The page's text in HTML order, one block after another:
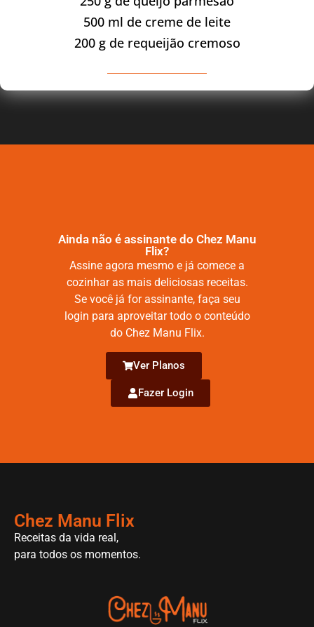
500 ml de creme de leite
200 g de requeijão cremoso
Ainda não é assinante do Chez Manu
Flix?
Assine agora mesmo e já comece a
cozinhar as mais deliciosas receitas.
Se você já for assinante, faça seu
login para aproveitar todo o conteúdo
do Chez Manu Flix.
Ver Planos
Fazer Login
Chez Manu Flix
Receitas da vida real,
para todos os momentos.